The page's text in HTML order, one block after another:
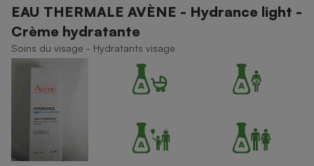
EAU THERMALE AVÈNE - Hydrance light -
Crème hydratante
Soins du visage - Hydratants visage